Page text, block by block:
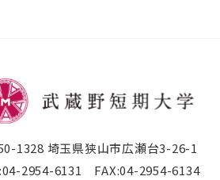
1328 埼玉県狭山市広瀬台3-26-1
04-2954-6131 FAX:04-2954-6134